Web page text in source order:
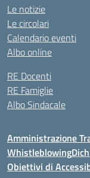
Le notizie
Le circolari
Calendario eventi
Albo online
RE Docenti
RE Famiglie
Albo Sindacale
Amministrazione
Whistleblowing
Obiettivi di